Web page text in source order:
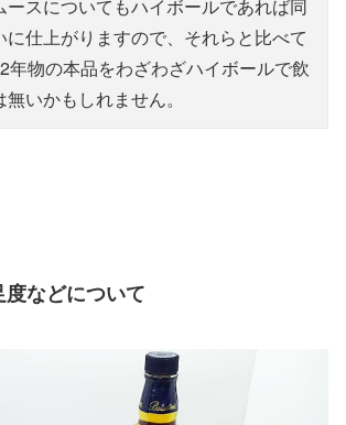
ースについてもハイボールであれば同
に仕上がりますので、それらと比べて
年物の本品をわざわざハイボールで飲
いかもしれません。
などについて